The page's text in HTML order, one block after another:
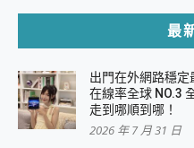
最
出門在外網路穩定
在線率全球 NO.3
走到哪順到哪！
2026 年 7 月 31 日